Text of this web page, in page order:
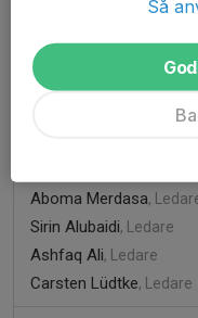
Alba Mayorga, Ledare
Antanas Bukartas ,
Aboma Merdasa,
Sirin Alubaidi, Ledare
Ashfaq Ali, Ledare
Carsten Lüdtke, Ledare
Så